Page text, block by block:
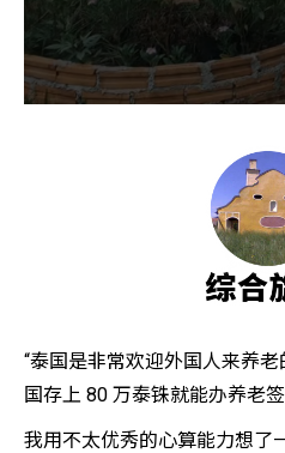
“泰国是非常欢迎外国人来养
国存上 80 万泰铢就能办养老
我用不太优秀的心算能力想了